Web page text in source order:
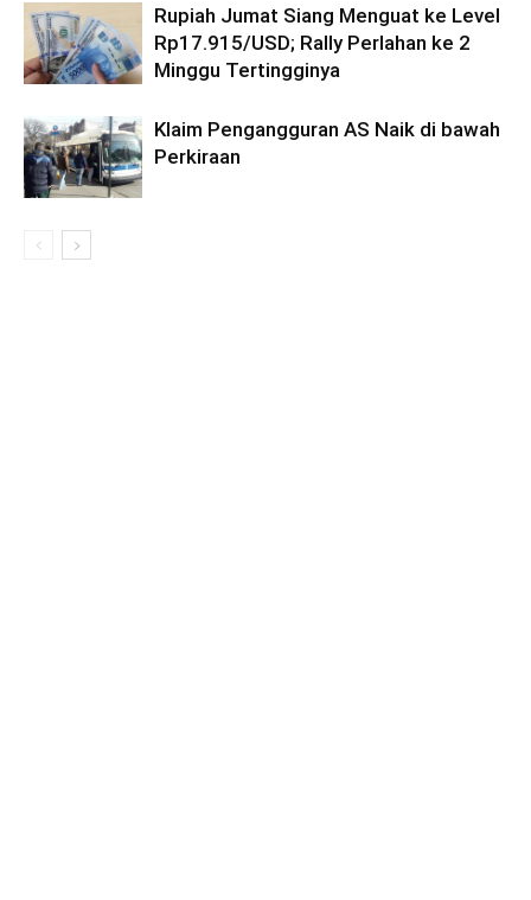
Rupiah Jumat Siang Menguat ke Level
Rp17.915/USD; Rally Perlahan ke 2
Minggu Tertingginya
Klaim Pengangguran AS Naik di bawah
Perkiraan